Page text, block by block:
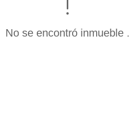
No se encontró inmueble .